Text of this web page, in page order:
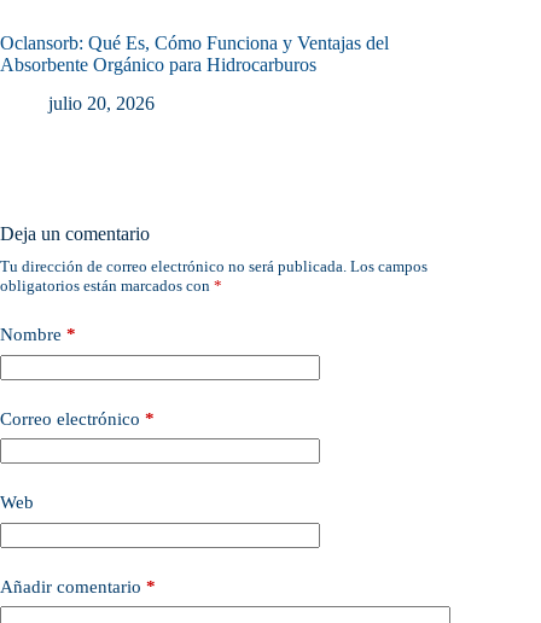
Oclansorb: Qué Es, Cómo Funciona y Ventajas del
Absorbente Orgánico para Hidrocarburos
julio 20, 2026
Deja un comentario
Tu dirección de correo electrónico no será publicada. Los campos
obligatorios están marcados con *
Nombre *
Correo electrónico *
Web
Añadir comentario *